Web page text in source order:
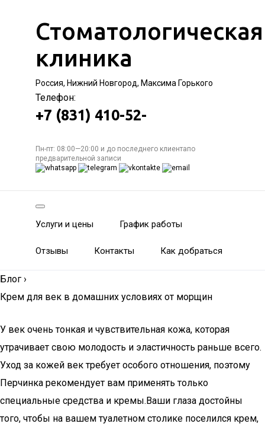
Стоматологическая
клиника
Россия, Нижний Новгород, Максима Горького
Телефон:
+7 (831) 410-52-
Пн-пт: 08:00—20:00 и до последнего клиентапо
предварительной записи
Услуги и цены График работы
Отзывы Контакты Как добраться
Блог ›
Крем для век в домашних условиях от морщин
У век очень тонкая и чувствительная кожа, которая
утрачивает свою молодость и эластичность раньше всего.
Уход за кожей век требует особого отношения, поэтому
Перчинка рекомендует вам применять только
специальные средства и кремы.Ваши глаза достойны
того, чтобы на вашем туалетном столике поселился крем,